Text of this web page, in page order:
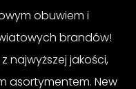
obuwiem i
brandów!
najwyższej jakości,
asortymentem. New